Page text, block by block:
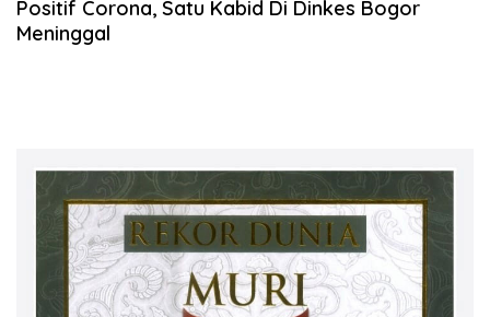
Positif Corona, Satu Kabid Di Dinkes Bogor
Meninggal